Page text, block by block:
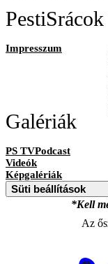
PestiSrácok
Impresszum
Galériák
PS TVPodcast
Videók
Képgalériák
Süti beállítások
*Kell
Az